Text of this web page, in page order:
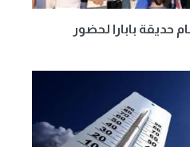
حديقة بابارا لحضور